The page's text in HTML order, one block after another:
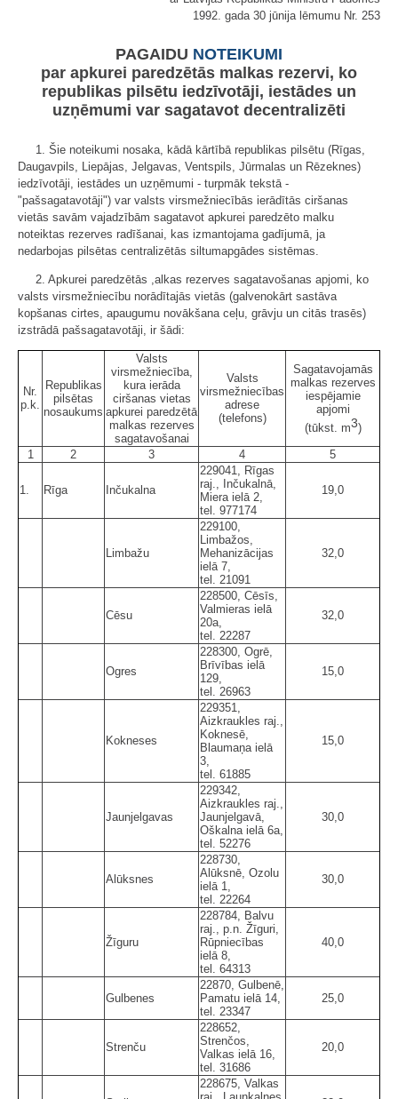
1992. gada 30 jūnija lēmumu Nr. 253
PAGAIDU NOTEIKUMI
par apkurei paredzētās malkas rezervi, ko
republikas pilsētu iedzīvotāji, iestādes un
uzņēmumi var sagatavot decentralizēti
1. Šie noteikumi nosaka, kādā kārtībā republikas pilsētu (Rīgas,
Daugavpils, Liepājas, Jelgavas, Ventspils, Jūrmalas un Rēzeknes)
iedzīvotāji, iestādes un uzņēmumi - turpmāk tekstā -
"pašsagatavotāji") var valsts virsmežniecībās ierādītās ciršanas
vietās savām vajadzībām sagatavot apkurei paredzēto malku
noteiktas rezerves radīšanai, kas izmantojama gadījumā, ja
nedarbojas pilsētas centralizētās siltumapgādes sistēmas.
2. Apkurei paredzētās ,alkas rezerves sagatavošanas apjomi, ko
valsts virsmežniecību norādītajās vietās (galvenokārt sastāva
kopšanas cirtes, apaugumu novākšana ceļu, grāvju un citās trasēs)
izstrādā pašsagatavotāji, ir šādi:
Nr.
p.k.
Republikas
pilsētas
nosaukums
Valsts
virsmežniecība,
kura ierāda
ciršanas vietas
apkurei paredzētā
malkas rezerves
sagatavošanai
Valsts
virsmežniecības
adrese
(telefons)
Sagatavojamās
malkas rezerves
iespējamie
apjomi
(tūkst. m3)
1
2 3 4 5
1. Rīga Inčukalna
229041, Rīgas
raj., Inčukalnā,
Miera ielā 2,
tel. 977174
19,0
Limbažu
229100,
Limbažos,
Mehanizācijas
ielā 7,
tel. 21091
32,0
Cēsu
228500, Cēsīs,
Valmieras ielā
20a,
tel. 22287
32,0
Ogres
228300, Ogrē,
Brīvības ielā
129,
tel. 26963
15,0
Kokneses
229351,
Aizkraukles raj.,
Koknesē,
Blaumaņa ielā
3,
tel. 61885
15,0
Jaunjelgavas
229342,
Aizkraukles raj.,
Jaunjelgavā,
Oškalna ielā 6a,
tel. 52276
30,0
Alūksnes
228730,
Alūksnē, Ozolu
ielā 1,
tel. 22264
30,0
Žīguru
228784, Balvu
raj., p.n. Žīguri,
Rūpniecības
ielā 8,
tel. 64313
40,0
Gulbenes
22870, Gulbenē,
Pamatu ielā 14,
tel. 23347
25,0
Strenču
228652,
Strenčos,
Valkas ielā 16,
tel. 31686
20,0
228675, Valkas